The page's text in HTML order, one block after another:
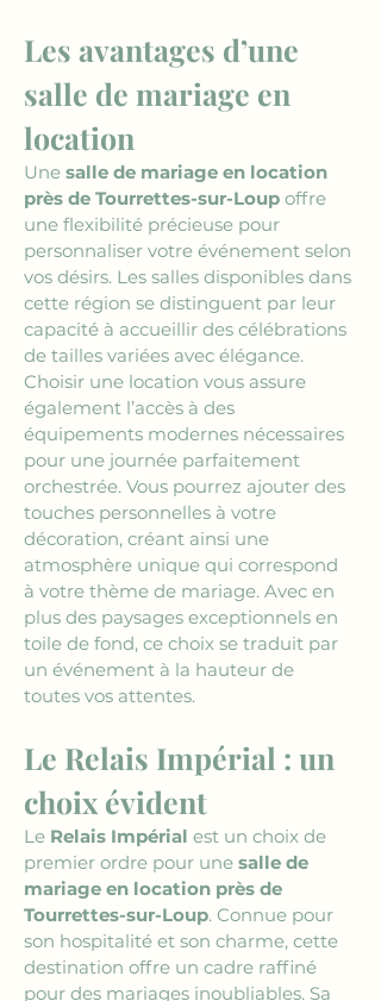
Les avantages d’une
salle de mariage en
location
Une salle de mariage en location
près de Tourrettes-sur-Loup offre
une flexibilité précieuse pour
personnaliser votre événement selon
vos désirs. Les salles disponibles dans
cette région se distinguent par leur
capacité à accueillir des célébrations
de tailles variées avec élégance.
Choisir une location vous assure
également l’accès à des
équipements modernes nécessaires
pour une journée parfaitement
orchestrée. Vous pourrez ajouter des
touches personnelles à votre
décoration, créant ainsi une
atmosphère unique qui correspond
à votre thème de mariage. Avec en
plus des paysages exceptionnels en
toile de fond, ce choix se traduit par
un événement à la hauteur de
toutes vos attentes.
Le Relais Impérial : un
choix évident
Le Relais Impérial est un choix de
premier ordre pour une salle de
mariage en location près de
Tourrettes-sur-Loup. Connue pour
son hospitalité et son charme, cette
destination offre un cadre raffiné
pour des mariages inoubliables. Sa